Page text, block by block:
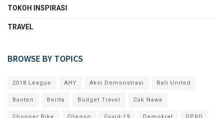
TOKOH INSPIRASI
TRAVEL
BROWSE BY TOPICS
2018 League AHY Aksi Demonstrasi Bali United
Banten Berita Budget Travel Cak Nawa
Chopper Bike Cilegon Covid-19 Demokrat DPRD